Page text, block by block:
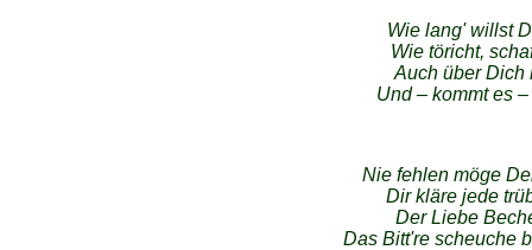
Wie lang' willst
Wie töricht,
Auch über Dich
Und – kommt es
Nie fehlen möge
Dir kläre jede
Der Liebe
Das Bitt're scheuche